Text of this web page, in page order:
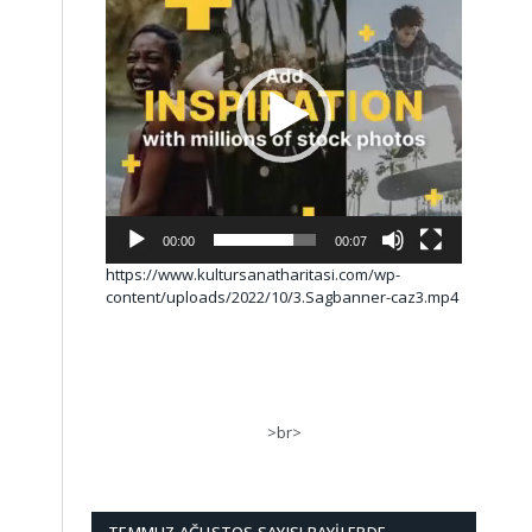
00:00 00:07
https://www.kultursanatharitasi.com/wp-
content/uploads/2022/10/3.Sagbanner-caz3.mp4
>br>